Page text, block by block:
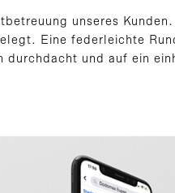
unseres
Eine federleichte
und auf ein